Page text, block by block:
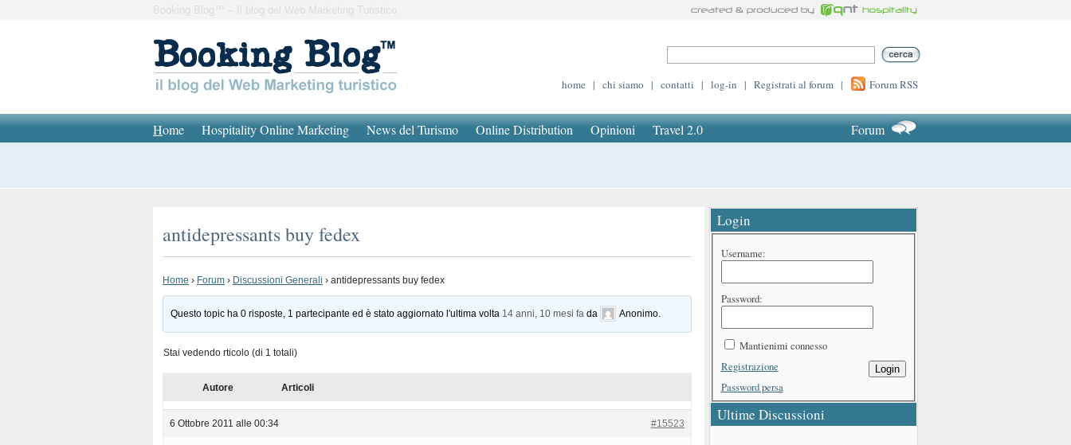
Booking Blog™ – Il blog del Web Marketing Turistico
home | chi siamo | contatti | log-in | Registrati al forum | Forum RSS
Home Hospitality Online Marketing News del Turismo Online Distribution Opinioni Travel 2.0 Forum
antidepressants buy fedex
Home › Forum › Discussioni Generali › antidepressants buy fedex
Questo topic ha 0 risposte, 1 partecipante ed è stato aggiornato l'ultima volta 14 anni, 10 mesi fa da Anonimo
Stai vedendo rticolo (di 1 totali)
Autore Articoli
6 Ottobre 2011 alle 00:34 #15523
Login
Username:
Password:
Mantienimi connesso
Login
Registrazione
Password persa
Ultime Discussioni